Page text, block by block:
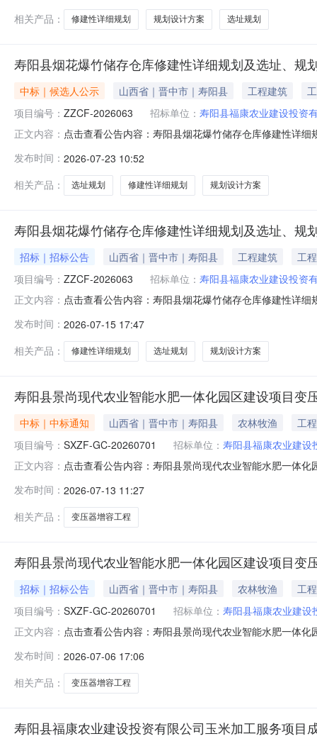
相关产品：
修建性详细规划 规划设计方案 选址规划
寿阳县烟花爆竹储存仓库修建性详细规划及选址、规
中标｜候选人公示 山西省｜晋中市｜寿阳县 工程建筑
项目编号： ZZCF-2026063 招标单位： 寿阳县福康农业建设投资
正文内容： 点击查看公告内容：寿阳县烟花爆竹储存仓库修建性详
发布时间： 2026-07-23 10:52
相关产品：
选址规划 修建性详细规划 规划设计方案
寿阳县烟花爆竹储存仓库修建性详细规划及选址、规
招标｜招标公告 山西省｜晋中市｜寿阳县 工程建筑
工程
项目编号： ZZCF-2026063 招标单位： 寿阳县福康农业建设投资
正文内容： 点击查看公告内容：寿阳县烟花爆竹储存仓库修建性详
发布时间： 2026-07-15 17:47
相关产品：
修建性详细规划 选址规划 规划设计方案
寿阳县景尚现代农业智能水肥一体化园区建设项目变
中标｜中标通知 山西省｜晋中市｜寿阳县 农林牧渔
工程
项目编号： SXZF-GC-20260701 招标单位： 寿阳县福康农业建设
正文内容： 点击查看公告内容：寿阳县景尚现代农业智能水肥一体
发布时间： 2026-07-13 11:27
相关产品：
变压器增容工程
寿阳县景尚现代农业智能水肥一体化园区建设项目变
招标｜招标公告 山西省｜晋中市｜寿阳县 农林牧渔
工程
项目编号： SXZF-GC-20260701 招标单位： 寿阳县福康农业建设
正文内容： 点击查看公告内容：寿阳县景尚现代农业智能水肥一体
发布时间： 2026-07-06 17:06
相关产品：
变压器增容工程
寿阳县福康农业建设投资有限公司玉米加工服务项目